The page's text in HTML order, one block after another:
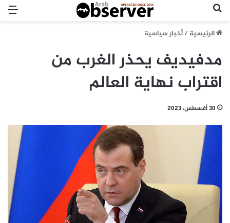
الرئيسية/أخبار سياسية
مدفيديف يحذر الغرب من
اقتراب نهاية العالم
30 أغسطس، 2023